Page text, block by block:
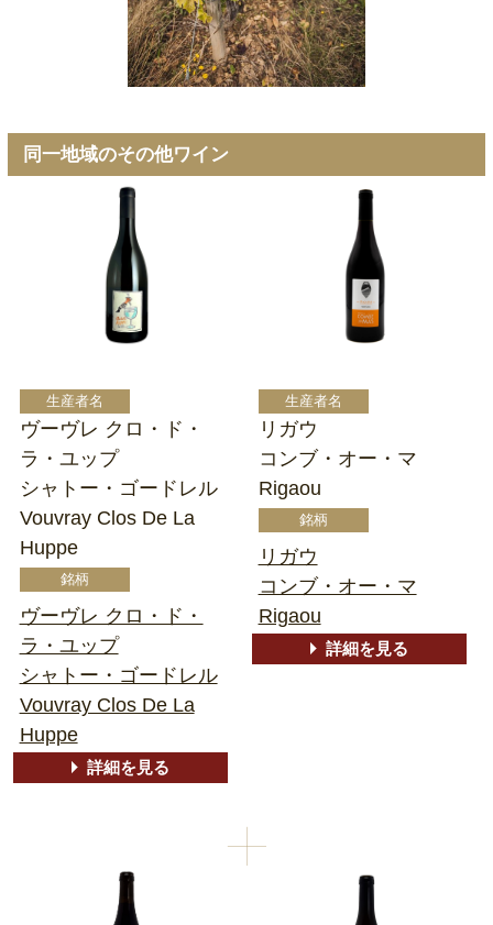
同一地域のその他ワイン
ヴーヴレ クロ・ド・
ラ・ユップ
シャトー・ゴードレル
Vouvray Clos De La
Huppe
ヴーヴレ クロ・ド・
ラ・ユップ
シャトー・ゴードレル
Vouvray Clos De La
Huppe
詳細を見る
リガウ
コンブ・オー・マ
Rigaou
リガウ
コンブ・オー・マ
Rigaou
詳細を見る